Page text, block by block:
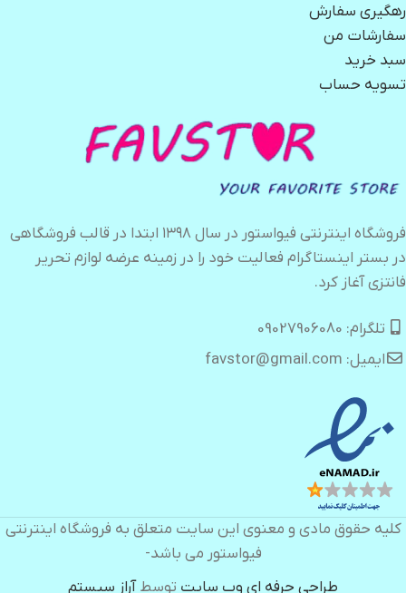
رهگیری سفارش
سفارشات من
سبد خرید
تسویه حساب
فروشگاه اینترنتی فیواستور در سال ۱۳۹۸ ابتدا در قالب فروشگاهی
در بستر اینستاگرام فعالیت خود را در زمینه عرضه لوازم تحریر
فانتزی آغاز کرد.
تلگرام: 09027906080
ایمیل: favstor@gmail.com
کلیه حقوق مادی و معنوی این سایت متعلق به فروشگاه اینترنتی
فیواستور می باشد-
طراحی حرفه ای وب سایت توسطآراز سیستم